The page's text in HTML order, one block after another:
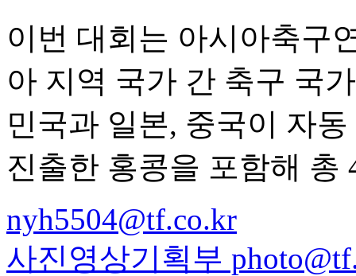
이번 대회는 아시아축구
아 지역 국가 간 축구 국
민국과 일본, 중국이 자
진출한 홍콩을 포함해 총
nyh5504@tf.co.kr
사진영상기획부